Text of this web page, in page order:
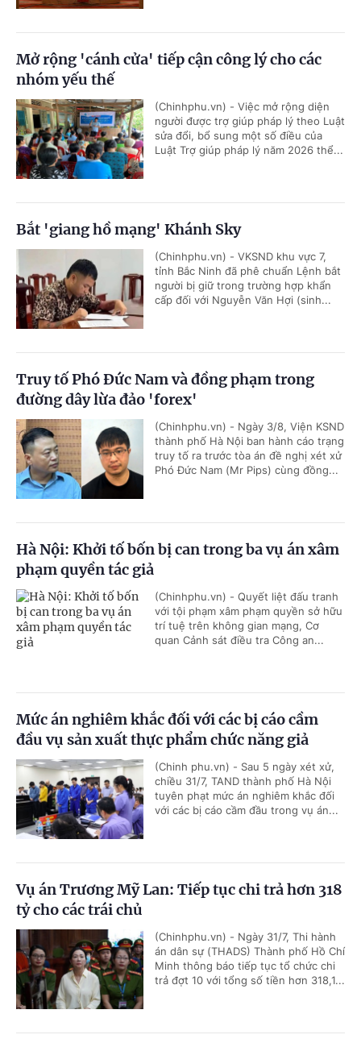
Mở rộng 'cánh cửa' tiếp cận công lý cho các
nhóm yếu thế
(Chinhphu.vn) - Việc mở rộng diện
người được trợ giúp pháp lý theo Luật
sửa đổi, bổ sung một số điều của
Luật Trợ giúp pháp lý năm 2026 thể...
Bắt 'giang hồ mạng' Khánh Sky
(Chinhphu.vn) - VKSND khu vực 7,
tỉnh Bắc Ninh đã phê chuẩn Lệnh bắt
người bị giữ trong trường hợp khẩn
cấp đối với Nguyễn Văn Hợi (sinh...
Truy tố Phó Đức Nam và đồng phạm trong
đường dây lừa đảo 'forex'
(Chinhphu.vn) - Ngày 3/8, Viện KSND
thành phố Hà Nội ban hành cáo trạng
truy tố ra trước tòa án đề nghị xét xử
Phó Đức Nam (Mr Pips) cùng đồng...
Hà Nội: Khởi tố bốn bị can trong ba vụ án xâm
phạm quyền tác giả
(Chinhphu.vn) - Quyết liệt đấu tranh
với tội phạm xâm phạm quyền sở hữu
trí tuệ trên không gian mạng, Cơ
quan Cảnh sát điều tra Công an...
Mức án nghiêm khắc đối với các bị cáo cầm
đầu vụ sản xuất thực phẩm chức năng giả
(Chinh phu.vn) - Sau 5 ngày xét xử,
chiều 31/7, TAND thành phố Hà Nội
tuyên phạt mức án nghiêm khắc đối
với các bị cáo cầm đầu trong vụ án...
Vụ án Trương Mỹ Lan: Tiếp tục chi trả hơn 318
tỷ cho các trái chủ
(Chinhphu.vn) - Ngày 31/7, Thi hành
án dân sự (THADS) Thành phố Hồ Chí
Minh thông báo tiếp tục tổ chức chi
trả đợt 10 với tổng số tiền hơn 318,1...